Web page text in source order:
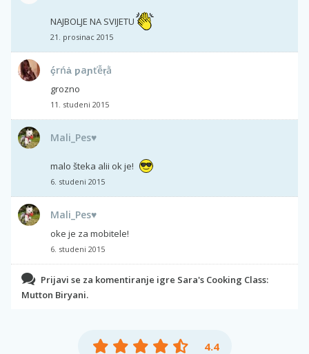
NAJBOLJE NA SVIJETU
21. prosinac 2015
ḉrńȧ ƿaɲťễṛằ
grozno
11. studeni 2015
Mali_Pes♥
malo šteka alii ok je!
6. studeni 2015
Mali_Pes♥
oke je za mobitele!
6. studeni 2015
Prijavi se za komentiranje igre Sara's Cooking Class:
Mutton Biryani.
4.4